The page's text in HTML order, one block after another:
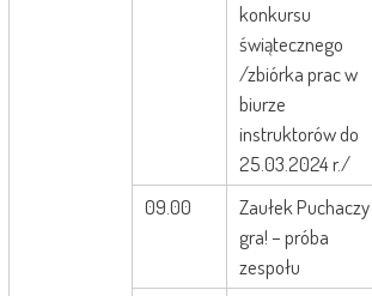
konkursu
świątecznego
/zbiórka prac w
biurze
instruktorów do
25.03.2024 r./
09.00
Zaułek Puchaczy
gra! – próba
zespołu